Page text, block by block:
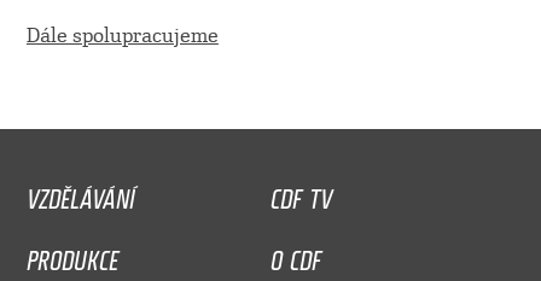
Dále spolupracujeme
VZDĚLÁVÁNÍ
CDF TV
PRODUKCE
O CDF